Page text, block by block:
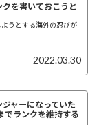
クを書いておこうと
うとする海外の忍びが
2022.03.30
ジャーになっていた
でランクを維持する